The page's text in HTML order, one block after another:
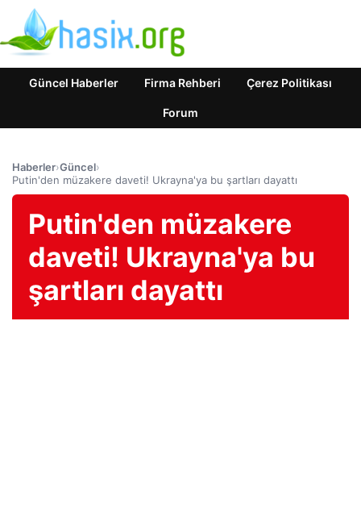
Güncel Haberler Firma Rehberi Çerez Politikası
Forum
Haberler›Güncel›
Putin'den müzakere daveti! Ukrayna'ya bu şartları dayattı
Putin'den müzakere
daveti! Ukrayna'ya bu
şartları dayattı